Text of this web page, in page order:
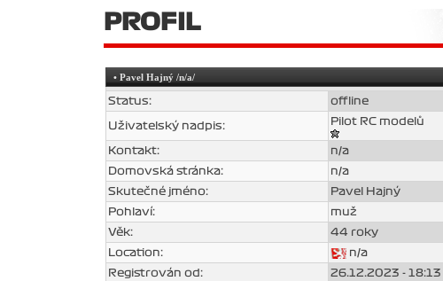
PROFIL
• Pavel Hajný /n/a/
Status: offline
Uživatelský nadpis: Pilot RC modelů
Kontakt:
n/a
Domovská stránka:
n/a
Skutečné jméno:
Pavel Hajný
Pohlaví:
muž
Věk:
44 roky
Location:
n/a
Registrován od:
26.12.2023 - 18:13